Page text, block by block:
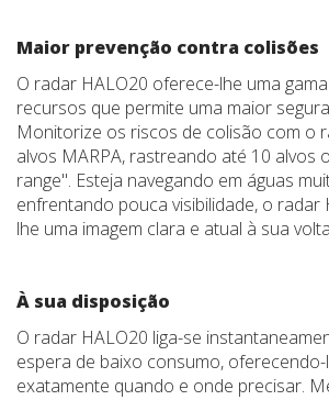
Maior prevenção contra colisões
O radar HALO20 oferece-lhe uma
recursos que permite uma maior
Monitorize os riscos de colisão com o
alvos MARPA, rastreando até 10 alvos
range". Esteja navegando em águas
enfrentando pouca visibilidade, o radar
lhe uma imagem clara e atual à sua
À sua disposição
O radar HALO20 liga-se
espera de baixo consumo,
exatamente quando e onde precisar.